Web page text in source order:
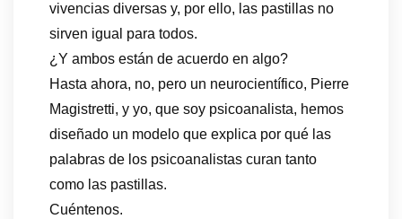
vivencias diversas y, por ello, las pastillas no
sirven igual para todos.
¿Y ambos están de acuerdo en algo?
Hasta ahora, no, pero un neurocientífico, Pierre
Magistretti, y yo, que soy psicoanalista, hemos
diseñado un modelo que explica por qué las
palabras de los psicoanalistas curan tanto
como las pastillas.
Cuéntenos.